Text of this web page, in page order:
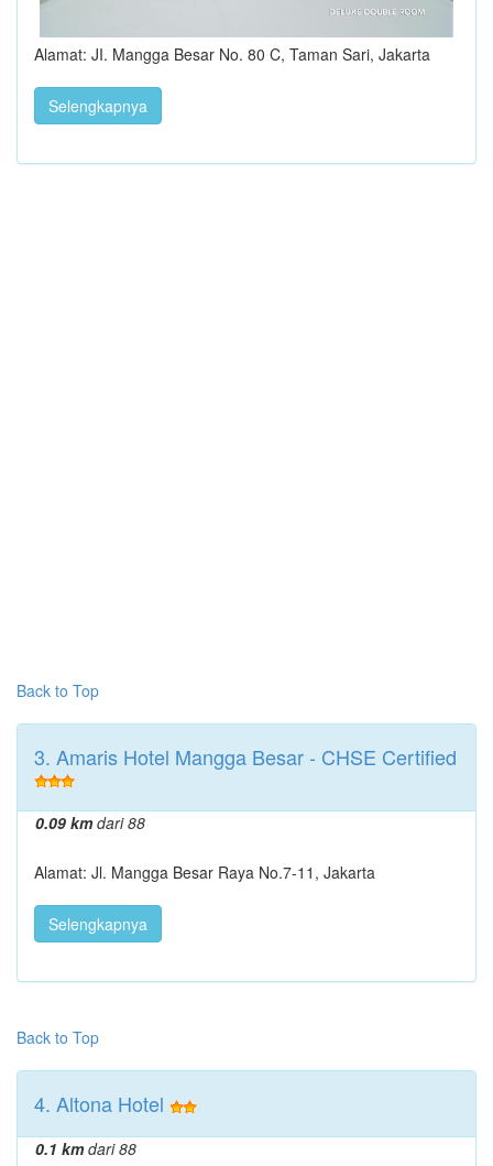
Alamat: JI. Mangga Besar No. 80 C, Taman Sari, Jakarta
Selengkapnya
Back to Top
3. Amaris Hotel Mangga Besar - CHSE Certified
0.09 kmdari 88
Alamat: Jl. Mangga Besar Raya No.7-11, Jakarta
Selengkapnya
Back to Top
4. Altona Hotel
0.1 kmdari 88